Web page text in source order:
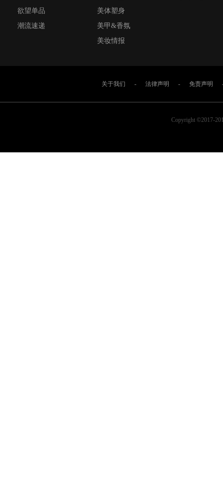
欲望单品
潮流速递
美体塑身
美甲&香氛
美妆情报
关于我们 - 法律声明 - 免责声明
Copyright ©2017-